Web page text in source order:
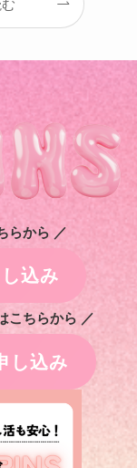
らから ／
込み
こちらから ／
し込み